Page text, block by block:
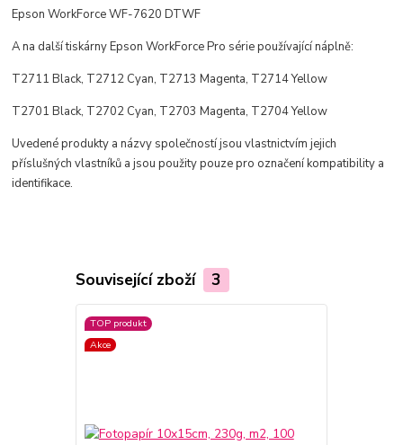
Epson WorkForce WF-7620 DTWF
A na další tiskárny Epson WorkForce Pro série používající náplně:
T2711 Black, T2712 Cyan, T2713 Magenta, T2714 Yellow
T2701 Black, T2702 Cyan, T2703 Magenta, T2704 Yellow
Uvedené produkty a názvy společností jsou vlastnictvím jejich
příslušných vlastníků a jsou použity pouze pro označení kompatibility a
identifikace.
Související zboží 3
TOP produkt
Akce